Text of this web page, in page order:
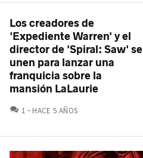
Los creadores de
'Expediente Warren' y el
director de 'Spiral: Saw' se
unen para lanzar una
franquicia sobre la
mansión LaLaurie
1 COMENTARIOS
HACE 5 AÑOS